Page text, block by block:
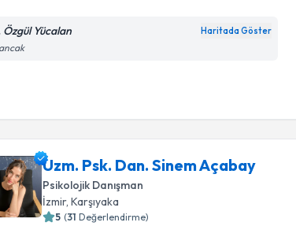
Özgül Yücalan Haritada Göster
Uzm. Psk. Dan. Sinem Açabay
Psikolojik Danışman
İzmir, Karşıyaka
5 (31 Değerlendirme)